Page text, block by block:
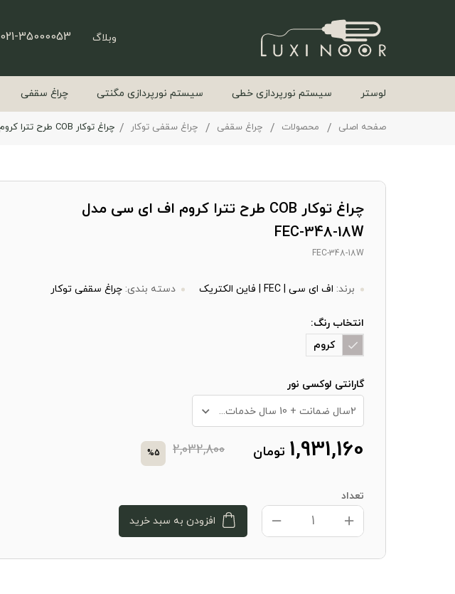
وبلاگ 021-35000053
لوستر سیستم نورپردازی خطی سیستم نورپردازی مگنتی چراغ سقفی
صفحه اصلی محصولات چراغ سقفی چراغ سقفی توکار چراغ توکار COB طرح تترا کروم اف ای سی مدل FEC-348-18W
چراغ توکار COB طرح تترا کروم اف ای سی مدل
FEC-348-18W
FEC-348-18W
برند: اف ای سی | FEC | فاین الکتریک دسته بندی: چراغ سقفی توکار
انتخاب رنگ:
کروم
گارانتی لوکسی نور
2سال ضمانت + 10 سال خدمات پس از فروش
1,931,160 تومان 2,032,800
%5
تعداد
افزودن به سبد خرید